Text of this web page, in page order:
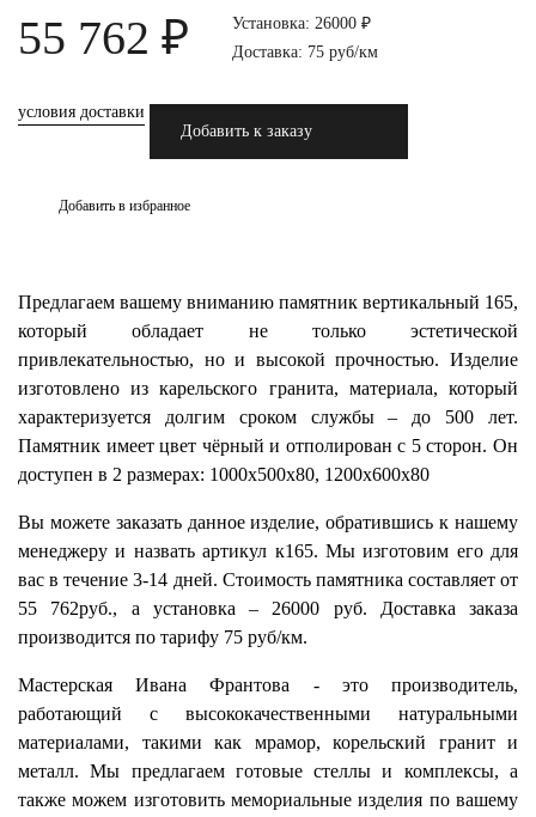
55 762 ₽
Установка: 26000 ₽
Доставка: 75 руб/км
условия доставки
Добавить к заказу
Добавить в избранное
Предлагаем вашему вниманию памятник вертикальный 165,
который обладает не только эстетической
привлекательностью, но и высокой прочностью. Изделие
изготовлено из карельского гранита, материала, который
характеризуется долгим сроком службы – до 500 лет.
Памятник имеет цвет чёрный и отполирован с 5 сторон. Он
доступен в 2 размерах: 1000х500х80, 1200х600х80
Вы можете заказать данное изделие, обратившись к нашему
менеджеру и назвать артикул к165. Мы изготовим его для
вас в течение 3-14 дней. Стоимость памятника составляет от
55 762руб., а установка – 26000 руб. Доставка заказа
производится по тарифу 75 руб/км.
Мастерская Ивана Франтова - это производитель,
работающий с высококачественными натуральными
материалами, такими как мрамор, корельский гранит и
металл. Мы предлагаем готовые стеллы и комплексы, а
также можем изготовить мемориальные изделия по вашему